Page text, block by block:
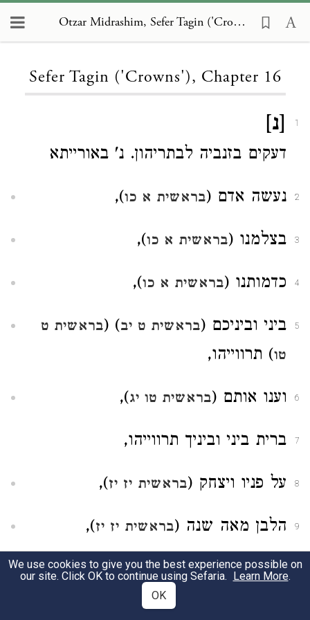
Otzar Midrashim, Sefer Tagin ('Crowns') 16
Sefer Tagin ('Crowns'), Chapter 16
1 [נ]
דעקים בזנביה לבתריהון. נ' באורייתא
2 נעשה אדם (בראשית א כו),
3 בצלמנו (בראשית א כו),
4 כדמותנו (בראשית א כו),
5 ביני וביניכם (בראשית ט יב) (בראשית ט
טו) תרווייהו,
6 וענו אותם (בראשית טו יג),
7 ברית ביני וביניך תרווייהו,
8 על פניו ויצחק (בראשית יז יז),
9 הלבן מאה שנה (בראשית יז יז),
10 לבני (בראשית כד ג) (בראשית כד ד)
We use cookies to give you the best experience possible on
our site. Click OK to continue using Sefaria. Learn More.
OK